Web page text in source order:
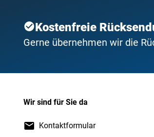
Kostenfreie
Gerne übernehmen wir die
Wir sind für Sie da
Kontaktformular